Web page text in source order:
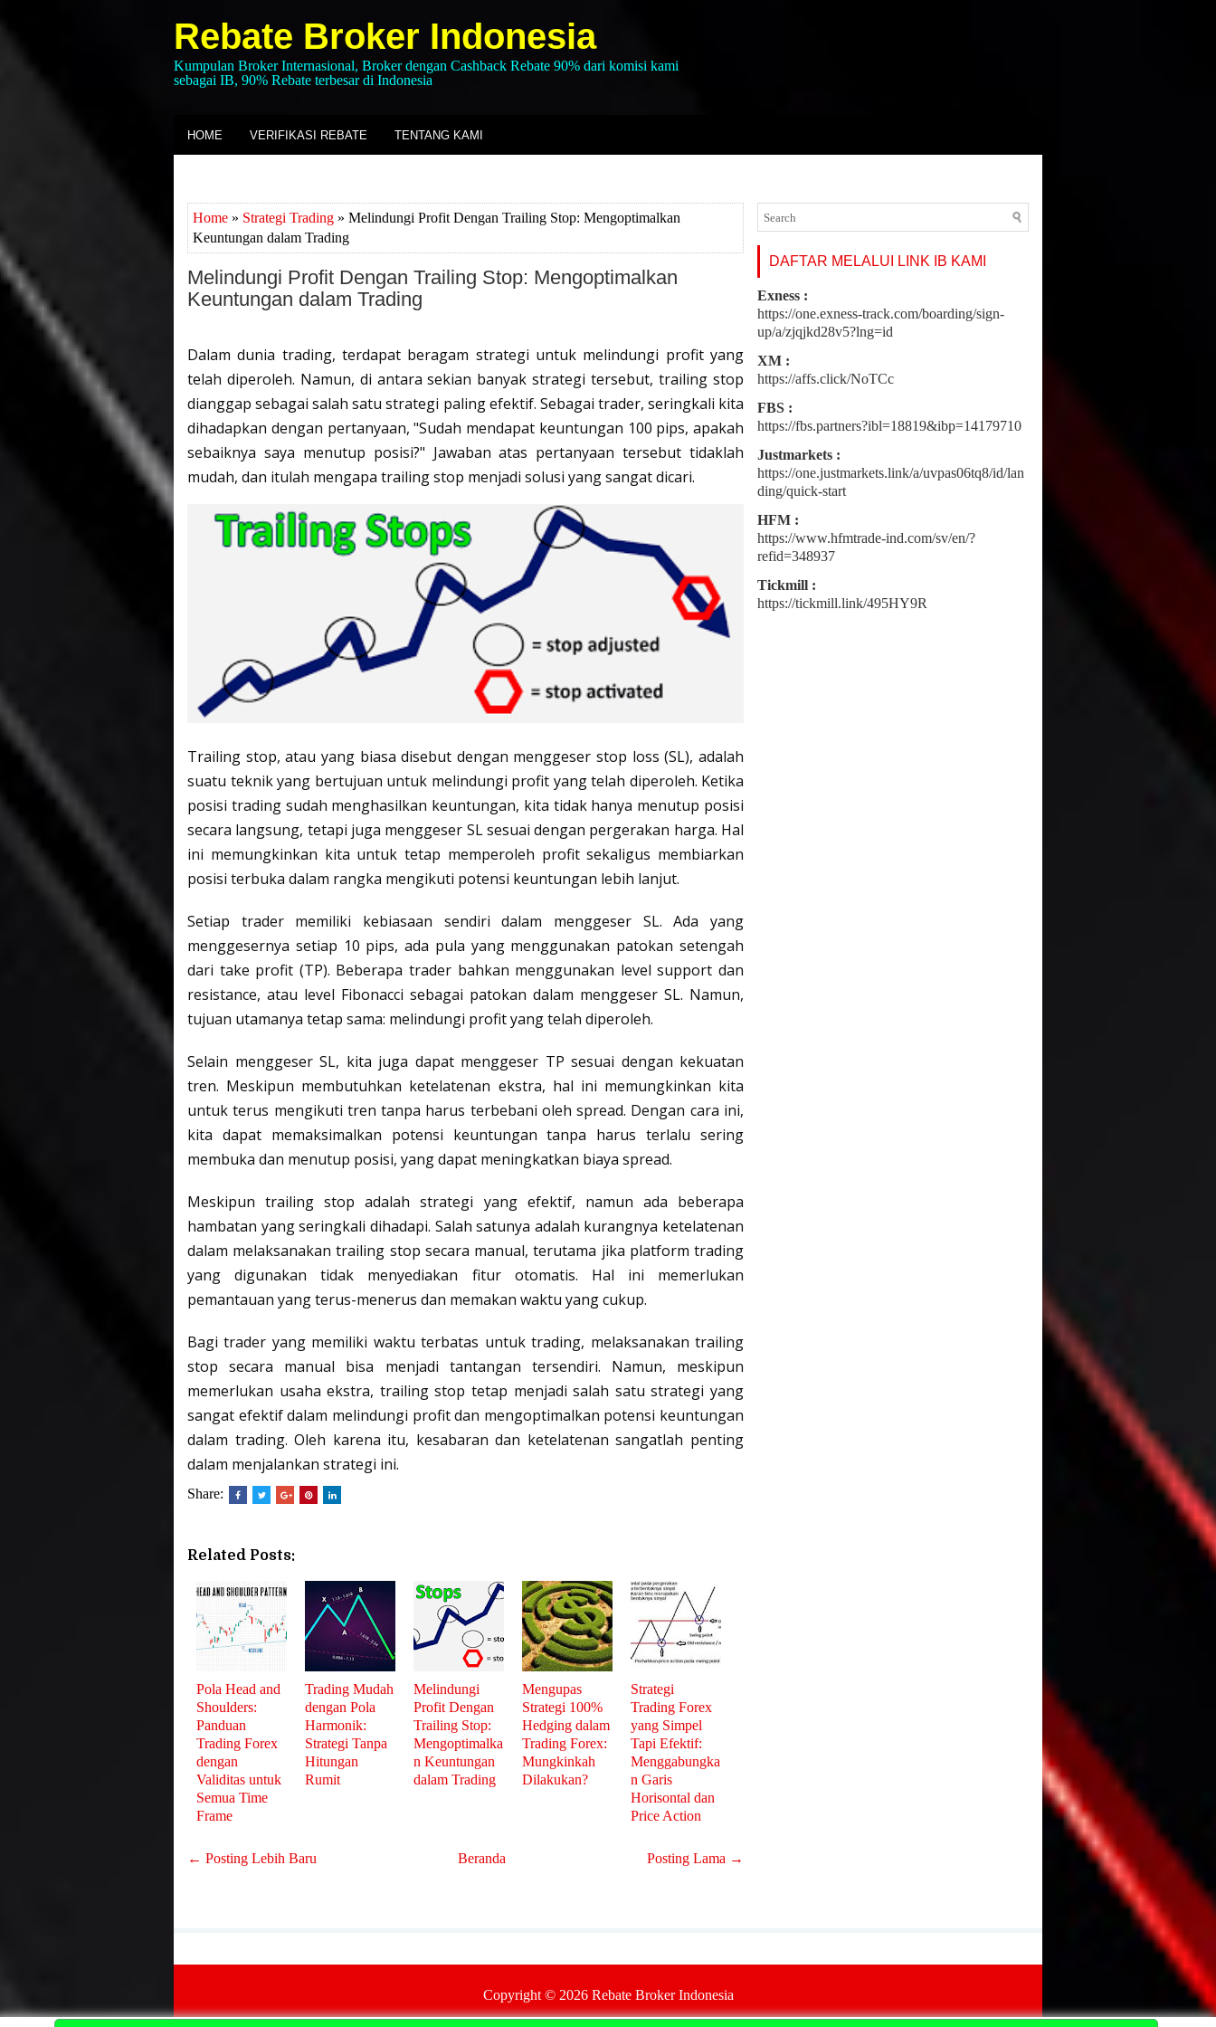
Rebate Broker Indonesia
Kumpulan Broker Internasional, Broker dengan Cashback Rebate 90% dari komisi kami
sebagai IB, 90% Rebate terbesar di Indonesia
HOME VERIFIKASI REBATE TENTANG KAMI
Home » Strategi Trading » Melindungi Profit Dengan Trailing Stop: Mengoptimalkan
Keuntungan dalam Trading
Melindungi Profit Dengan Trailing Stop: Mengoptimalkan
Keuntungan dalam Trading
Dalam dunia trading, terdapat beragam strategi untuk melindungi profit yang
telah diperoleh. Namun, di antara sekian banyak strategi tersebut, trailing stop
dianggap sebagai salah satu strategi paling efektif. Sebagai trader, seringkali kita
dihadapkan dengan pertanyaan, "Sudah mendapat keuntungan 100 pips, apakah
sebaiknya saya menutup posisi?" Jawaban atas pertanyaan tersebut tidaklah
mudah, dan itulah mengapa trailing stop menjadi solusi yang sangat dicari.
Trailing stop, atau yang biasa disebut dengan menggeser stop loss (SL), adalah
suatu teknik yang bertujuan untuk melindungi profit yang telah diperoleh. Ketika
posisi trading sudah menghasilkan keuntungan, kita tidak hanya menutup posisi
secara langsung, tetapi juga menggeser SL sesuai dengan pergerakan harga. Hal
ini memungkinkan kita untuk tetap memperoleh profit sekaligus membiarkan
posisi terbuka dalam rangka mengikuti potensi keuntungan lebih lanjut.
Setiap trader memiliki kebiasaan sendiri dalam menggeser SL. Ada yang
menggesernya setiap 10 pips, ada pula yang menggunakan patokan setengah
dari take profit (TP). Beberapa trader bahkan menggunakan level support dan
resistance, atau level Fibonacci sebagai patokan dalam menggeser SL. Namun,
tujuan utamanya tetap sama: melindungi profit yang telah diperoleh.
Selain menggeser SL, kita juga dapat menggeser TP sesuai dengan kekuatan
tren. Meskipun membutuhkan ketelatenan ekstra, hal ini memungkinkan kita
untuk terus mengikuti tren tanpa harus terbebani oleh spread. Dengan cara ini,
kita dapat memaksimalkan potensi keuntungan tanpa harus terlalu sering
membuka dan menutup posisi, yang dapat meningkatkan biaya spread.
Meskipun trailing stop adalah strategi yang efektif, namun ada beberapa
hambatan yang seringkali dihadapi. Salah satunya adalah kurangnya ketelatenan
dalam melaksanakan trailing stop secara manual, terutama jika platform trading
yang digunakan tidak menyediakan fitur otomatis. Hal ini memerlukan
pemantauan yang terus-menerus dan memakan waktu yang cukup.
Bagi trader yang memiliki waktu terbatas untuk trading, melaksanakan trailing
stop secara manual bisa menjadi tantangan tersendiri. Namun, meskipun
memerlukan usaha ekstra, trailing stop tetap menjadi salah satu strategi yang
sangat efektif dalam melindungi profit dan mengoptimalkan potensi keuntungan
dalam trading. Oleh karena itu, kesabaran dan ketelatenan sangatlah penting
dalam menjalankan strategi ini.
Share:
Related Posts:
Pola Head and
Shoulders:
Panduan
Trading Forex
dengan
Validitas untuk
Semua Time
Frame
Trading Mudah
dengan Pola
Harmonik:
Strategi Tanpa
Hitungan
Rumit
Melindungi
Profit Dengan
Trailing Stop:
Mengoptimalka
n Keuntungan
dalam Trading
Mengupas
Strategi 100%
Hedging dalam
Trading Forex:
Mungkinkah
Dilakukan?
Strategi
Trading Forex
yang Simpel
Tapi Efektif:
Menggabungka
n Garis
Horisontal dan
Price Action
← Posting Lebih Baru Posting Lama →
Beranda
DAFTAR MELALUI LINK IB KAMI
Exness :
https://one.exness-track.com/boarding/sign-
up/a/zjqjkd28v5?lng=id
XM :
https://affs.click/NoTCc
FBS :
https://fbs.partners?ibl=18819&ibp=14179710
Justmarkets :
https://one.justmarkets.link/a/uvpas06tq8/id/lan
ding/quick-start
HFM :
https://www.hfmtrade-ind.com/sv/en/?
refid=348937
Tickmill :
https://tickmill.link/495HY9R
Copyright © 2026 Rebate Broker Indonesia